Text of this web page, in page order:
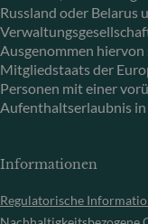
Russland oder Belarus
Ausgenommen
Mitgliedstaats der
Personen mit einer
Aufenthaltserlaubnis
Informationen
Regulatorische